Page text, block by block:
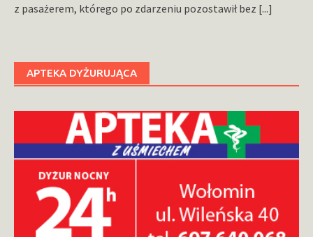
z pasażerem, którego po zdarzeniu pozostawił bez [...]
APTEKA DYŻURUJĄCA